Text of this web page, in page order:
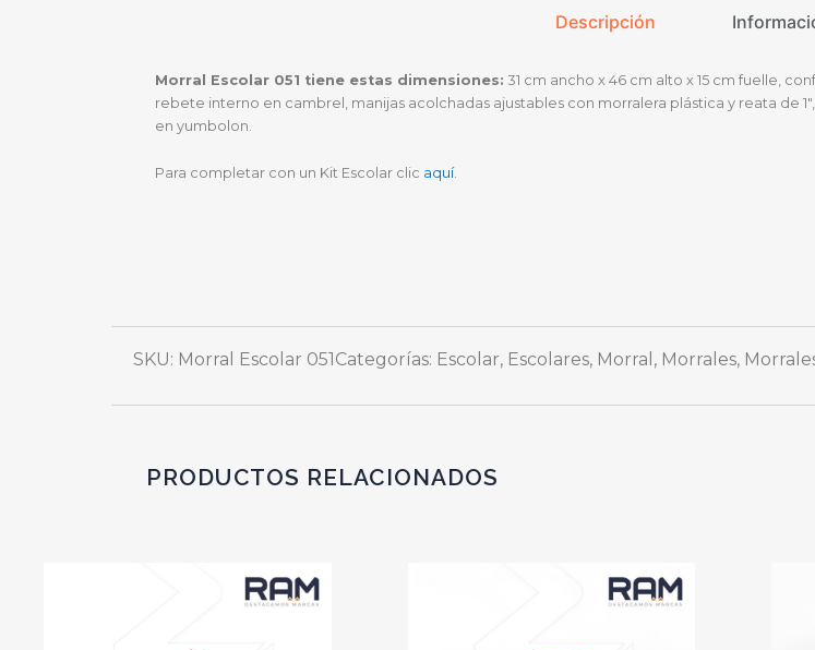
Descripción
Morral Escolar 051 tiene estas dimensiones: 31 cm ancho x 46 cm alto x 15 cm fuelle,
rebete interno en cambrel, manijas acolchadas ajustables con morralera plástica y reata de
en yumbolon.
Para completar con un Kit Escolar clic aquí.
SKU: Morral Escolar 051 Categorías: Escolar, Escolares, Morral , Morrales,
PRODUCTOS RELACIONADOS